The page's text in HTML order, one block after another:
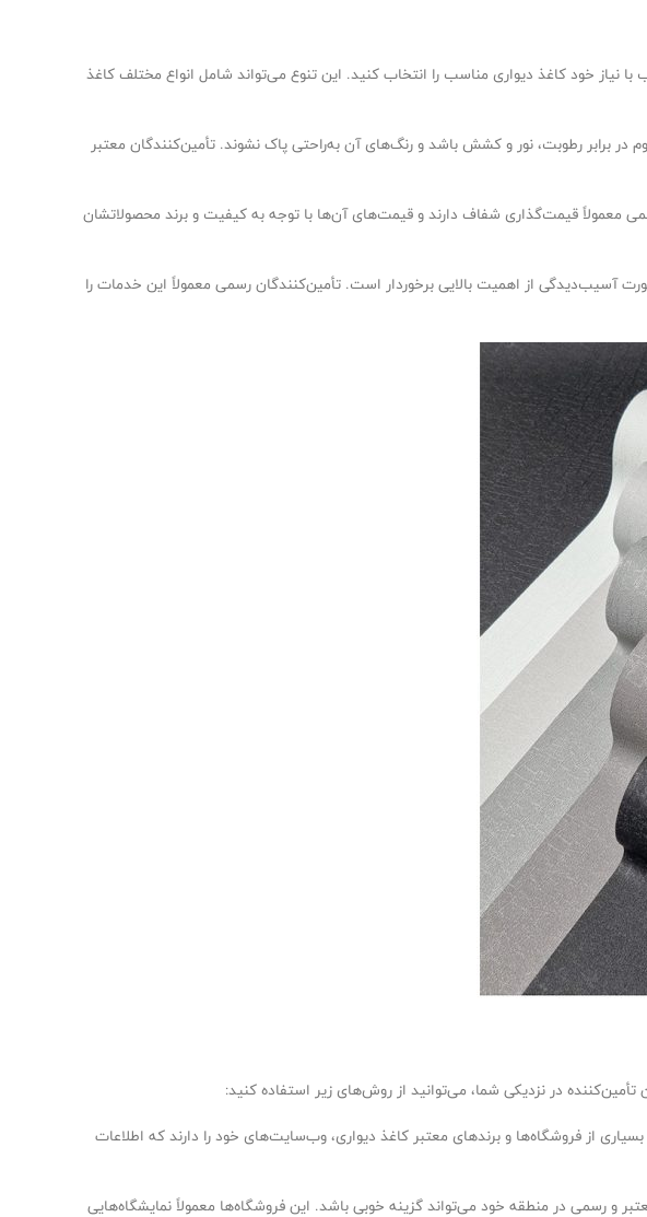
خود کاغذ دیواری مناسب را انتخاب کنید. این تنوع می‌تواند شامل انواع مختلف کاغذ
برابر رطوبت، نور و کشش باشد و رنگ‌های آن به‌راحتی پاک نشوند. تأمین‌کنندگان معتبر
قیمت‌گذاری شفاف دارند و قیمت‌های آن‌ها با توجه به کیفیت و برند محصولاتشان
از اهمیت بالایی برخوردار است. تأمین‌کنندگان رسمی معمولاً این خدمات را
از فروشگاه‌ها و برندهای معتبر کاغذ دیواری، وب‌سایت‌های خود را دارند که اطلاعات
و رسمی در منطقه خود می‌تواند گزینه خوبی باشد. این فروشگاه‌ها معمولاً نمایشگاه‌هایی